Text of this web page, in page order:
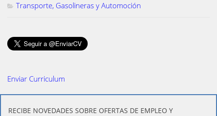
Transporte, Gasolineras y Automoción
Enviar Curriculum
​RECIBE NOVEDADES SOBRE OFERTAS DE EMPLEO Y